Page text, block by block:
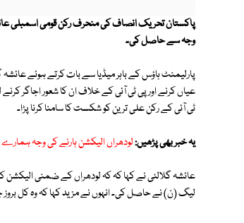
پاكستان تحریک انصاف كی منحرف ركن قومی اسمبلی
وجہ سے حاصل كی۔
پارلیمنٹ ہاؤس کے باہر میڈیا سے بات کرتے ہوئے
عیاں کرنے اور پی ٹی آئی کے خلاف ان کا شعور اجاگر
ٹی آئی کے رکن علی ترین كو شكست كا سامنا كرنا پڑا۔
یہ خبر بھی پڑھیں:لودھراں الیکشن ہارنے کی وجہ
عائشہ گلالئی نے کہا کہ كہ لودھراں كے ضمنی
لیگ (ن) نے حاصل كی۔ انہوں نے مزید کہا کہ وہ کل